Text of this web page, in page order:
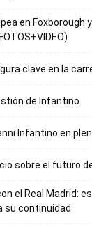
en Foxborough
clave en la
de Infantino
Infantino en
sobre el futuro
el Real Madrid:
su continuidad